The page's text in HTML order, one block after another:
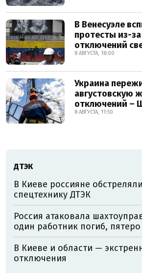
В Венесуэле
протесты из-
отключений
8 АВГУСТА, 18:00
Украина
августовскую
отключений –
8 АВГУСТА, 11:50
ДТЭК
В Киеве россияне
спецтехнику ДТЭК
Россия атаковала
один работник погиб,
В Киеве и области —
отключения